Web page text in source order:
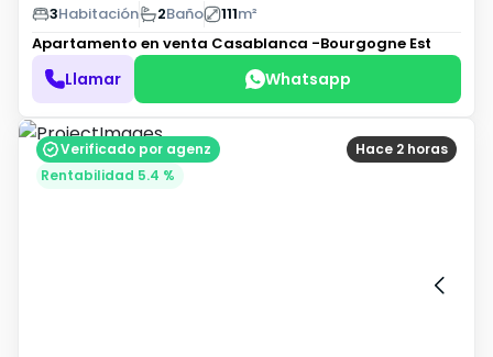
3Habitación 2Baño 111m²
Apartamento en venta Casablanca -Bourgogne Est
Llamar Whatsapp
Hace 2 horas
Verificado por agenz
Rentabilidad 5.4 %